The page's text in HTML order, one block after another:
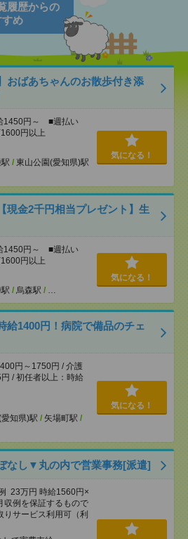
履歴からの
すめ
おばあちゃんのお散歩付き添
1450円～ ■週払い
円以上
/ 東山公園(愛知県)駅
気になる！
現金2千円相当プレゼント】生
1450円～ ■週払い
円以上
/ 烏森駅 / …
気になる！
給1400円！病院で備品のチェ
円～1750円 / 介護
/ 初任者以上：時給
知県)駅 / 矢場町駅 /
気になる！
なし▼丸の内で営業事務[派遣]
23万円 時給1560円×
例を保証するもので
サービス利用可（利